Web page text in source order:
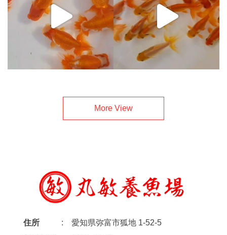
More View
住所 愛知県弥富市狐地 1-52-5